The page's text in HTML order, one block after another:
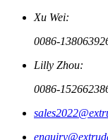
Xu Wei:
0086-
Lilly Zhou:
0086-